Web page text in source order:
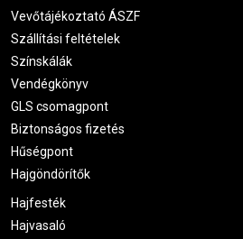
Vevőtájékoztató ÁSZF
Szállítási feltételek
Színskálák
Vendégkönyv
GLS csomagpont
Biztonságos fizetés
Hűségpont
Hajgöndörítők
Hajfesték
Hajvasaló